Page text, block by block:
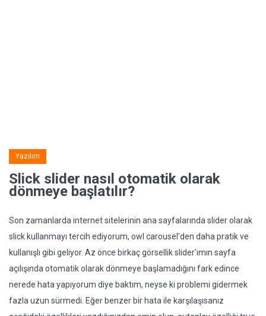
Yazılım
Slick slider nasıl otomatik olarak
dönmeye başlatılır?
Son zamanlarda internet sitelerinin ana sayfalarında slider olarak
slick kullanmayı tercih ediyorum, owl carousel'den daha pratik ve
kullanışlı gibi geliyor. Az önce birkaç görsellik slider'ımın sayfa
açılışında otomatik olarak dönmeye başlamadığını fark edince
nerede hata yapıyorum diye baktım, neyse ki problemi gidermek
fazla uzun sürmedi. Eğer benzer bir hata ile karşılaşısanız